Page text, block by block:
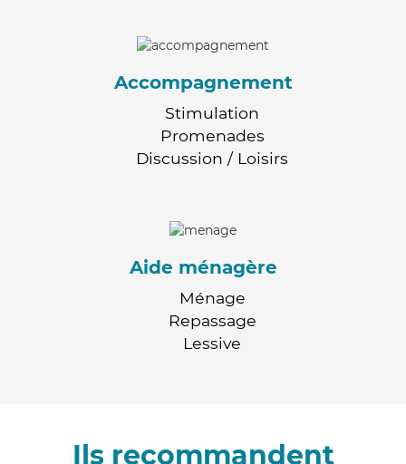
Accompagnement
Stimulation
Promenades
Discussion / Loisirs
Aide ménagère
Ménage
Repassage
Lessive
Ils recommandent